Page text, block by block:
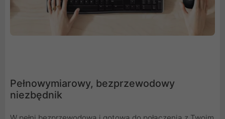
Pełnowymiarowy, bezprzewodowy
niezbędnik